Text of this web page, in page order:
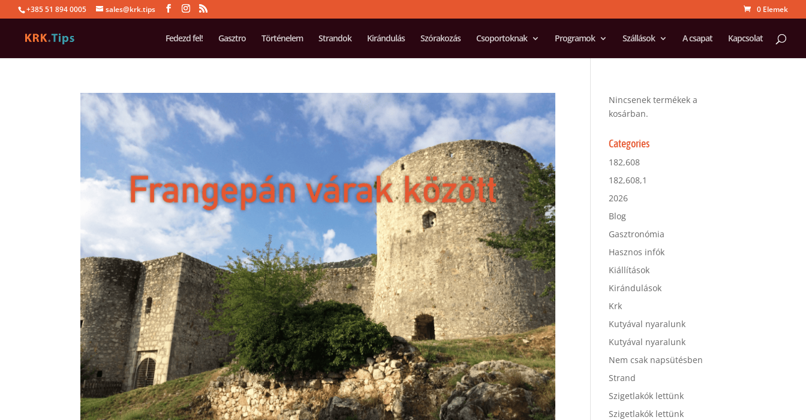
+385 51 894 0005 sales@krk.tips 0 Elemek
Fedezd fel! Gasztro Történelem Strandok Kirándulás Szórakozás Csoportoknak Programok Szállások A csapat Kapcsolat
Nincsenek termékek a
kosárban.
Categories
182,608
182,608,1
2026
Blog
Gasztronómia
Hasznos infók
Kiállítások
Kirándulások
Krk
Kutyával nyaralunk
Kutyával nyaralunk
Nem csak napsütésben
Strand
Szigetlakók lettünk
Szigetlakók lettünk